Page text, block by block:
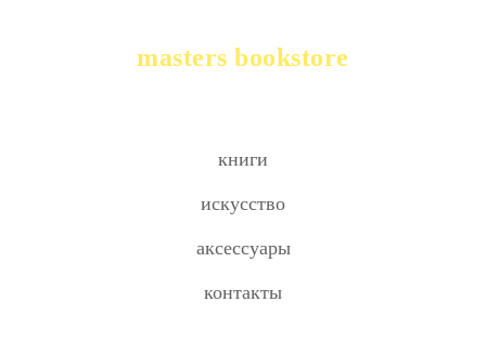
masters bookstore
книги
искусство
аксессуары
контакты